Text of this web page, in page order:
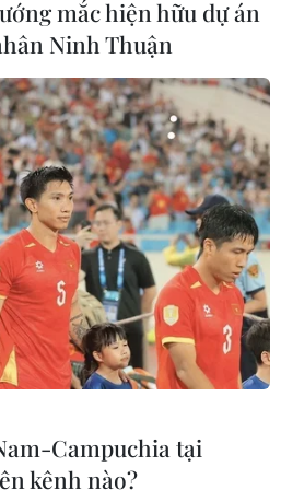
nghiệp Hàn
Đi
thang giá
dịch “30
dữ liệu sầu
mắc hiện hữu dự án
Ninh Thuận
Campuchia tại
kênh nào?